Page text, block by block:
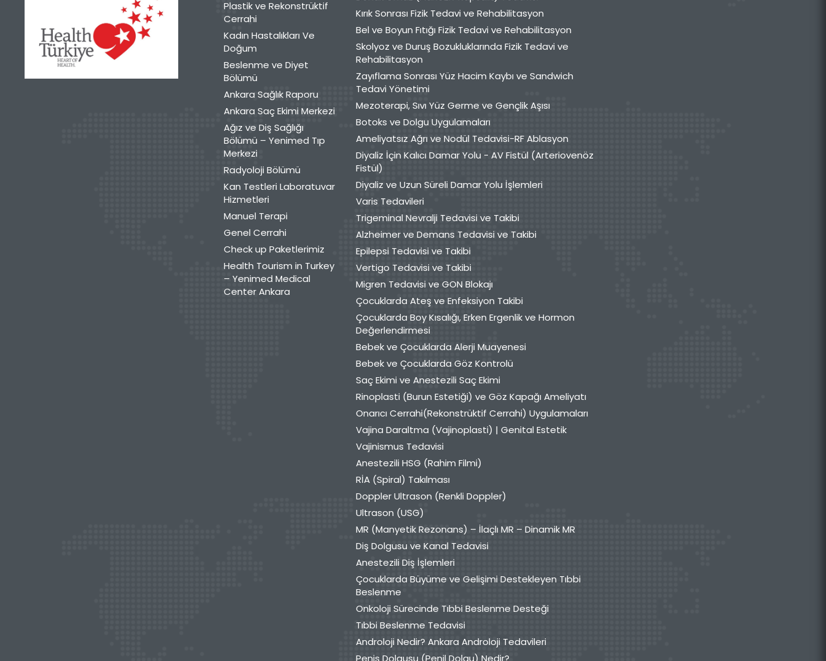
Plastik ve Rekonstrüktif
Cerrahi
Kadın Hastalıkları Ve
Doğum
Beslenme ve Diyet
Bölümü
Ankara Sağlık Raporu
Ankara Saç Ekimi Merkezi
Ağız ve Diş Sağlığı
Bölümü – Yenimed Tıp
Merkezi
Radyoloji Bölümü
Kan Testleri Laboratuvar
Hizmetleri
Manuel Terapi
Genel Cerrahi
Check up Paketlerimiz
Health Tourism in Turkey
– Yenimed Medical
Center Ankara
Kırık Sonrası Fizik Tedavi ve Rehabilitasyon
Bel ve Boyun Fıtığı Fizik Tedavi ve Rehabilitasyon
Skolyoz ve Duruş Bozukluklarında Fizik Tedavi ve
Rehabilitasyon
Zayıflama Sonrası Yüz Hacim Kaybı ve Sandwich
Tedavi Yönetimi
Mezoterapi, Sıvı Yüz Germe ve Gençlik Aşısı
Botoks ve Dolgu Uygulamaları
Ameliyatsız Ağrı ve Nodül Tedavisi-RF Ablasyon
Diyaliz İçin Kalıcı Damar Yolu - AV Fistül (Arteriovenöz
Fistül)
Diyaliz ve Uzun Süreli Damar Yolu İşlemleri
Varis Tedavileri
Trigeminal Nevralji Tedavisi ve Takibi
Alzheimer ve Demans Tedavisi ve Takibi
Epilepsi Tedavisi ve Takibi
Vertigo Tedavisi ve Takibi
Migren Tedavisi ve GON Blokajı
Çocuklarda Ateş ve Enfeksiyon Takibi
Çocuklarda Boy Kısalığı, Erken Ergenlik ve Hormon
Değerlendirmesi
Bebek ve Çocuklarda Alerji Muayenesi
Bebek ve Çocuklarda Göz Kontrolü
Saç Ekimi ve Anestezili Saç Ekimi
Rinoplasti (Burun Estetiği) ve Göz Kapağı Ameliyatı
Onarıcı Cerrahi(Rekonstrüktif Cerrahi) Uygulamaları
Vajina Daraltma (Vajinoplasti) | Genital Estetik
Vajinismus Tedavisi
Anestezili HSG (Rahim Filmi)
RİA (Spiral) Takılması
Doppler Ultrason (Renkli Doppler)
Ultrason (USG)
MR (Manyetik Rezonans) – İlaçlı MR – Dinamik MR
Diş Dolgusu ve Kanal Tedavisi
Anestezili Diş İşlemleri
Çocuklarda Büyüme ve Gelişimi Destekleyen Tıbbi
Beslenme
Onkoloji Sürecinde Tıbbi Beslenme Desteği
Tıbbi Beslenme Tedavisi
Androloji Nedir? Ankara Androloji Tedavileri
Penis Dolgusu (Penil Dolgu) Nedir?